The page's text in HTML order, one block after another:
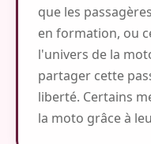
que les
en formation, ou
l'univers de la
partager cette
liberté. Certains
la moto grâce à